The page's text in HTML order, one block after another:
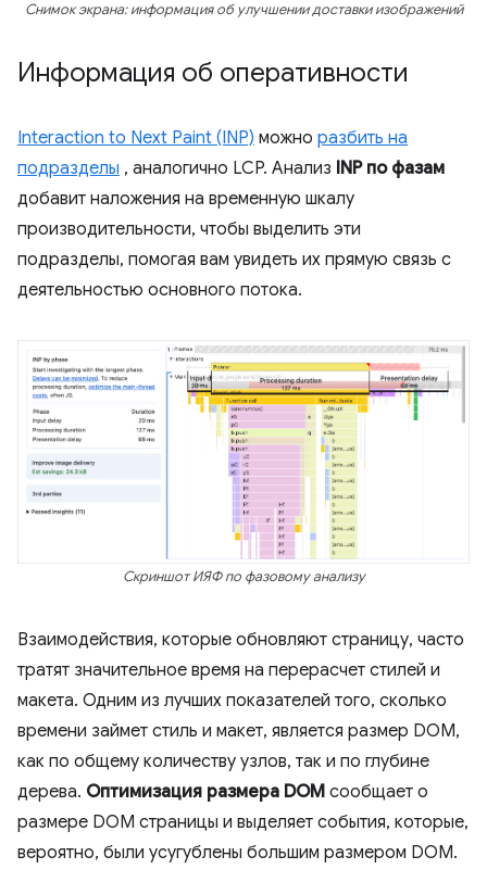
Снимок экрана: информация об улучшении доставки изображений
Информация об оперативности
Interaction to Next Paint (INP) можно разбить на
подразделы , аналогично LCP. Анализ INP по фазам
добавит наложения на временную шкалу
производительности, чтобы выделить эти
подразделы, помогая вам увидеть их прямую связь с
деятельностью основного потока.
Скриншот ИЯФ по фазовому анализу
Взаимодействия, которые обновляют страницу, часто
тратят значительное время на перерасчет стилей и
макета. Одним из лучших показателей того, сколько
времени займет стиль и макет, является размер DOM,
как по общему количеству узлов, так и по глубине
дерева. Оптимизация размера DOM сообщает о
размере DOM страницы и выделяет события, которые,
вероятно, были усугублены большим размером DOM.